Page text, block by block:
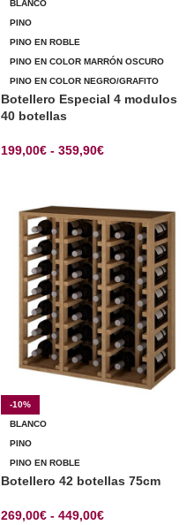
BLANCO
PINO
PINO EN ROBLE
PINO EN COLOR MARRÓN OSCURO
PINO EN COLOR NEGRO/GRAFITO
Botellero Especial 4 modulos
40 botellas
199,00€ - 359,90€
-10%
BLANCO
PINO
PINO EN ROBLE
Botellero 42 botellas 75cm
269,00€ - 449,00€